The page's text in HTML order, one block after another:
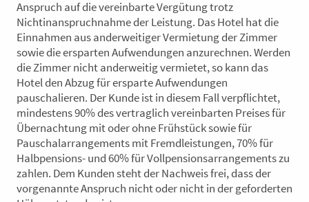
Anspruch auf die vereinbarte Vergütung trotz
Nichtinanspruchnahme der Leistung. Das Hotel hat die
Einnahmen aus anderweitiger Vermietung der Zimmer
sowie die ersparten Aufwendungen anzurechnen. Werden
die Zimmer nicht anderweitig vermietet, so kann das
Hotel den Abzug für ersparte Aufwendungen
pauschalieren. Der Kunde ist in diesem Fall verpflichtet,
mindestens 90% des vertraglich vereinbarten Preises für
Übernachtung mit oder ohne Frühstück sowie für
Pauschalarrangements mit Fremdleistungen, 70% für
Halbpensions- und 60% für Vollpensionsarrangements zu
zahlen. Dem Kunden steht der Nachweis frei, dass der
vorgenannte Anspruch nicht oder nicht in der geforderten